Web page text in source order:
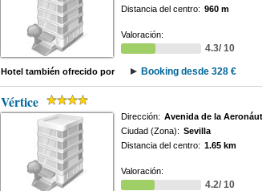
Distancia del centro: 960 m
Valoración:
4.3/ 10
Hotel también ofrecido por Booking desde 328 €
Vértice
Dirección: Avenida de la
Ciudad (Zona): Sevilla
Distancia del centro: 1.65 km
Valoración:
4.2/ 10